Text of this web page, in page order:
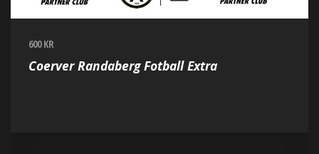
600 KR
Coerver Randaberg Fotball Extra